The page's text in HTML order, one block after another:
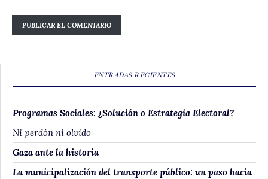
ENTRADAS RECIENTES
Programas Sociales: ¿Solución o Estrategia Electoral?
Ni perdón ni olvido
Gaza ante la historia
La municipalización del transporte público: un paso hacia